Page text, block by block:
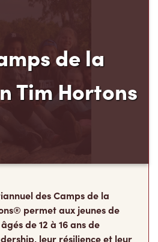
de la
Tim Hortons
des Camps de la
permet aux jeunes de
de 12 à 16 ans de
leur résilience et leur